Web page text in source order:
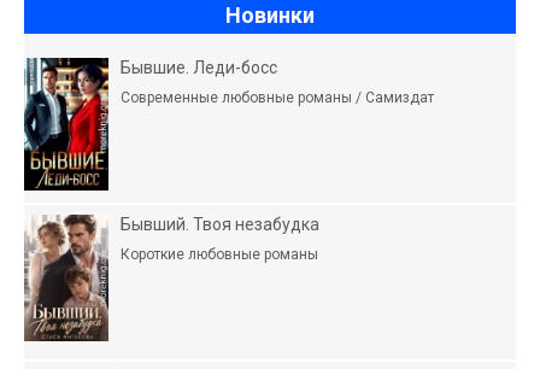
Новинки
Бывшие. Леди-босс
Современные любовные романы / Самиздат
Бывший. Твоя незабудка
Короткие любовные романы